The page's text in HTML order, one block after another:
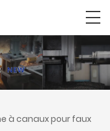
à canaux pour faux